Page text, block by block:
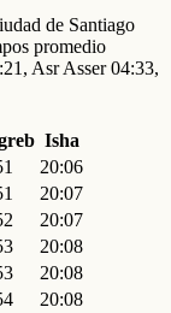
de Santiago
promedio
Asr Asser 04:33,
Isha
20:06
20:07
20:07
20:08
20:08
20:08